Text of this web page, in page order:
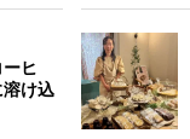
ヒ
け込